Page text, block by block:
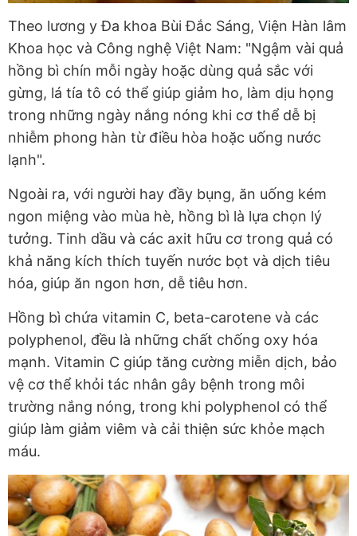
Theo lương y Đa khoa Bùi Đắc Sáng, Viện Hàn lâm
Khoa học và Công nghệ Việt Nam: "Ngậm vài quả
hồng bì chín mỗi ngày hoặc dùng quả sắc với
gừng, lá tía tô có thể giúp giảm ho, làm dịu họng
trong những ngày nắng nóng khi cơ thể dễ bị
nhiễm phong hàn từ điều hòa hoặc uống nước
lạnh".
Ngoài ra, với người hay đầy bụng, ăn uống kém
ngon miệng vào mùa hè, hồng bì là lựa chọn lý
tưởng. Tinh dầu và các axit hữu cơ trong quả có
khả năng kích thích tuyến nước bọt và dịch tiêu
hóa, giúp ăn ngon hơn, dễ tiêu hơn.
Hồng bì chứa vitamin C, beta-carotene và các
polyphenol, đều là những chất chống oxy hóa
mạnh. Vitamin C giúp tăng cường miễn dịch, bảo
vệ cơ thể khỏi tác nhân gây bệnh trong môi
trường nắng nóng, trong khi polyphenol có thể
giúp làm giảm viêm và cải thiện sức khỏe mạch
máu.